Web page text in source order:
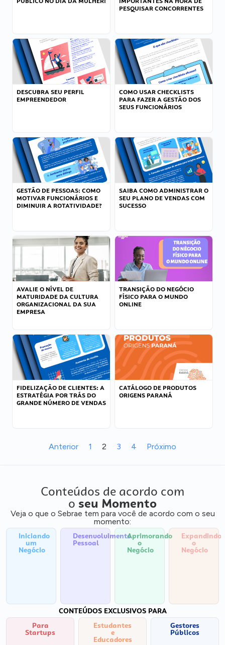
PESQUISAR CONCORRENTES
DESCUBRA SEU PERFIL
EMPREENDEDOR
COMO USAR CHECKLISTS
PARA FAZER A GESTÃO DOS
SEUS FUNCIONÁRIOS
GESTÃO DE PESSOAS: COMO
MOTIVAR FUNCIONÁRIOS E
DIMINUIR A ROTATIVIDADE?
SAIBA COMO ADMINISTRAR O
SEU PLANO DE VENDAS COM
SUCESSO
AVALIE O NÍVEL DE
MATURIDADE DA CULTURA
ORGANIZACIONAL DA SUA
EMPRESA
TRANSIÇÃO DO NEGÓCIO
FÍSICO PARA O MUNDO
ONLINE
FIDELIZAÇÃO DE CLIENTES: A
ESTRATÉGIA POR TRÁS DO
GRANDE NÚMERO DE VENDAS
CATÁLOGO DE PRODUTOS
ORIGENS PARANÁ
Anterior 1 2 3 4 Próximo
Conteúdos de acordo com
o seu Momento
Veja o que o Sebrae tem para você de acordo com o seu
momento:
Iniciando
um
Negócio
Desenvolvimento
Pessoal
Aprimorando
o
Negócio
Expandindo
o
Negócio
CONTEÚDOS EXCLUSIVOS PARA
Para
Startups
Estudantes
e
Educadores
Gestores
Públicos